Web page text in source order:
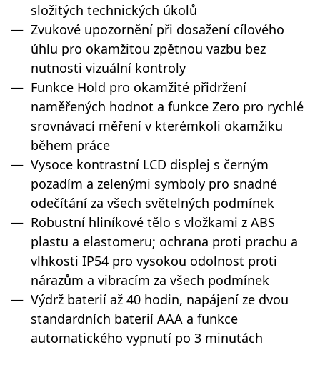
složitých technických úkolů
Zvukové upozornění při dosažení cílového
úhlu pro okamžitou zpětnou vazbu bez
nutnosti vizuální kontroly
Funkce Hold pro okamžité přidržení
naměřených hodnot a funkce Zero pro rychlé
srovnávací měření v kterémkoli okamžiku
během práce
Vysoce kontrastní LCD displej s černým
pozadím a zelenými symboly pro snadné
odečítání za všech světelných podmínek
Robustní hliníkové tělo s vložkami z ABS
plastu a elastomeru; ochrana proti prachu a
vlhkosti IP54 pro vysokou odolnost proti
nárazům a vibracím za všech podmínek
Výdrž baterií až 40 hodin, napájení ze dvou
standardních baterií AAA a funkce
automatického vypnutí po 3 minutách